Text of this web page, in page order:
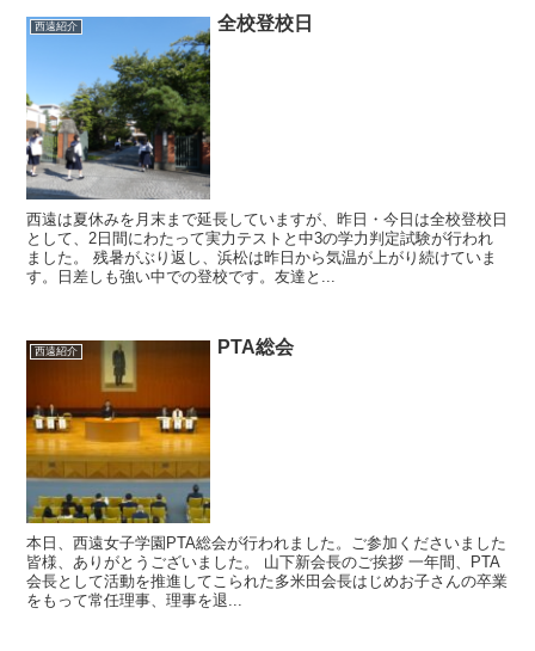
西遠紹介 全校登校日
西遠は夏休みを月末まで延長していますが、昨日・今日は全校登校日
として、2日間にわたって実力テストと中3の学力判定試験が行われ
ました。 残暑がぶり返し、浜松は昨日から気温が上がり続けていま
す。日差しも強い中での登校です。友達と...
西遠紹介 PTA総会
本日、西遠女子学園PTA総会が行われました。ご参加くださいました
皆様、ありがとうございました。 山下新会長のご挨拶 一年間、PTA
会長として活動を推進してこられた多米田会長はじめお子さんの卒業
をもって常任理事、理事を退...